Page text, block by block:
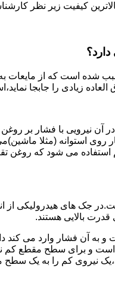
کیفیت زیر نظر
شده است که از مایعات
زیادی را جابجا
نیرویی با فشار بر روغن
روی استوانه (مثلا
استفاده می شود که روغن
جک های هیدرولیکی از
بالایی هستند.
آن فشار وارد می کند
و برای سطح مقطع کم
نیروی کم را به یک